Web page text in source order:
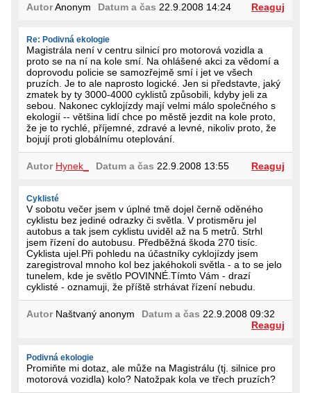
AutorAnonym Datum a čas 22.9.2008 14:24 Reaguj
Re: Podivná ekologie
Magistrála není v centru silnicí pro motorová vozidla a
proto se na ní na kole smí. Na ohlášené akci za vědomí a
doprovodu policie se samozřejmě smí i jet ve všech
pruzích. Je to ale naprosto logické. Jen si představte, jaký
zmatek by ty 3000-4000 cyklistů způsobili, kdyby jeli za
sebou. Nakonec cyklojízdy mají velmi málo společného s
ekologií -- většina lidí chce po městě jezdit na kole proto,
že je to rychlé, příjemné, zdravé a levné, nikoliv proto, že
bojují proti globálnímu oteplování.
Autor Hynek_ Datum a čas 22.9.2008 13:55 Reaguj
Cyklisté
V sobotu večer jsem v úplné tmě dojel černě oděného
cyklistu bez jediné odrazky či světla. V protisměru jel
autobus a tak jsem cyklistu uviděl až na 5 metrů. Strhl
jsem řízení do autobusu. Předběžná škoda 270 tisíc.
Cyklista ujel.Při pohledu na účastníky cyklojízdy jsem
zaregistroval mnoho kol bez jakéhokoli světla - a to se jelo
tunelem, kde je světlo POVINNÉ.Tímto Vám - drazí
cyklisté - oznamuji, že příště strhávat řízení nebudu.
AutorNaštvaný anonym Datum a čas 22.9.2008 09:32
Reaguj
Podivná ekologie
Promiňte mi dotaz, ale může na Magistrálu (tj. silnice pro
motorová vozidla) kolo? Natožpak kola ve třech pruzích?